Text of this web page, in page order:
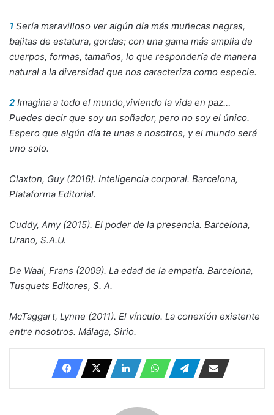
1 Sería maravilloso ver algún día más muñecas negras,
bajitas de estatura, gordas; con una gama más amplia de
cuerpos, formas, tamaños, lo que respondería de manera
natural a la diversidad que nos caracteriza como especie.
2 Imagina a todo el mundo,viviendo la vida en paz…
Puedes decir que soy un soñador, pero no soy el único.
Espero que algún día te unas a nosotros, y el mundo será
uno solo.
Claxton, Guy (2016). Inteligencia corporal. Barcelona,
Plataforma Editorial.
Cuddy, Amy (2015). El poder de la presencia. Barcelona,
Urano, S.A.U.
De Waal, Frans (2009). La edad de la empatía. Barcelona,
Tusquets Editores, S. A.
McTaggart, Lynne (2011). El vínculo. La conexión existente
entre nosotros. Málaga, Sirio.